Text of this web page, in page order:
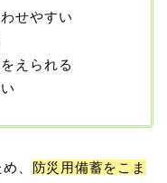
せやすい
えられる
、 防災用備蓄をこま